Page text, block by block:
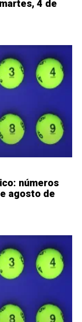
4 de
números
agosto de